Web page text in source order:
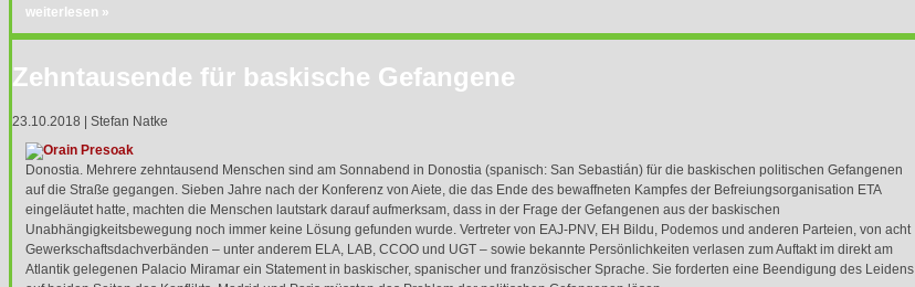
weiterlesen »
Zehntausende für baskische Gefangene
23.10.2018 | Stefan Natke
Donostia. Mehrere zehntausend Menschen sind am Sonnabend in Donostia (spanisch: San Sebastián) für die baskischen politischen Gefangenen
auf die Straße gegangen. Sieben Jahre nach der Konferenz von Aiete, die das Ende des bewaffneten Kampfes der Befreiungsorganisation ETA
eingeläutet hatte, machten die Menschen lautstark darauf aufmerksam, dass in der Frage der Gefangenen aus der baskischen
Unabhängigkeitsbewegung noch immer keine Lösung gefunden wurde. Vertreter von EAJ-PNV, EH Bildu, Podemos und anderen Parteien, von acht
Gewerkschaftsdachverbänden – unter anderem ELA, LAB, CCOO und UGT – sowie bekannte Persönlichkeiten verlasen zum Auftakt im direkt am
Atlantik gelegenen Palacio Miramar ein Statement in baskischer, spanischer und französischer Sprache. Sie forderten eine Beendigung des Leidens